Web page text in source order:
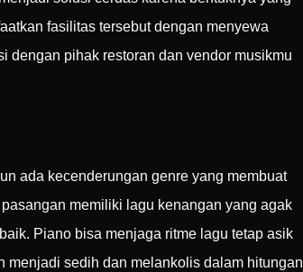
fasilitas tersebut dengan menyewa
dengan pihak restoran dan vendor musikmu
ada kecenderungan genre yang membuat
memiliki lagu kenangan yang agak
Piano bisa menjaga ritme lagu tetap asik
menjadi sedih dan melankolis dalam hitungan